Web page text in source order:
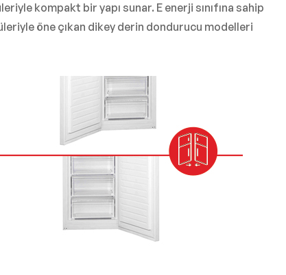
kompakt bir yapı sunar. E enerji sınıfına sahip
öne çıkan dikey derin dondurucu modelleri